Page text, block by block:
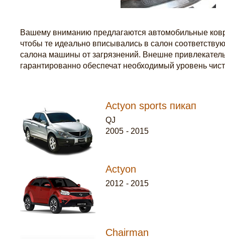
Вашему вниманию предлагаются автомобильные
чтобы те идеально вписывались в салон
салона машины от загрязнений. Внешне
гарантированно обеспечат необходимый уровень
Actyon sports пикап
QJ
2005 - 2015
Actyon
2012 - 2015
Chairman